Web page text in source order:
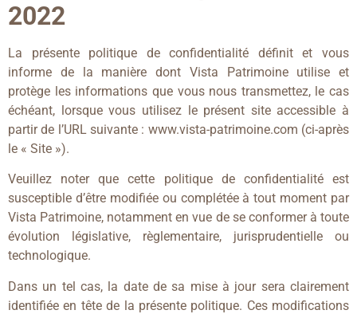
2022
La présente politique de confidentialité définit et vous
informe de la manière dont Vista Patrimoine utilise et
protège les informations que vous nous transmettez, le cas
échéant, lorsque vous utilisez le présent site accessible à
partir de l’URL suivante : www.vista-patrimoine.com (ci-après
le « Site »).
Veuillez noter que cette politique de confidentialité est
susceptible d’être modifiée ou complétée à tout moment par
Vista Patrimoine, notamment en vue de se conformer à toute
évolution législative, règlementaire, jurisprudentielle ou
technologique.
Dans un tel cas, la date de sa mise à jour sera clairement
identifiée en tête de la présente politique. Ces modifications